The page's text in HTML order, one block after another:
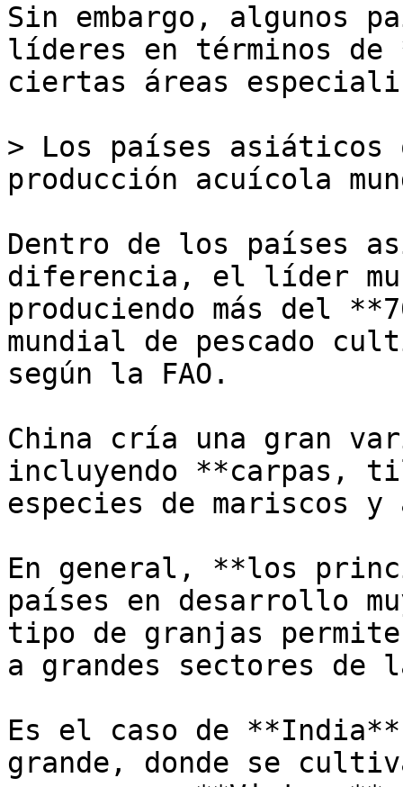
Sin embargo, algunos
líderes en términos
ciertas áreas
> Los países asiáticos
producción acuícola
Dentro de los países
diferencia, el líder
produciendo más del
mundial de pescado
según la FAO.
China cría una gran
incluyendo **carpas,
especies de mariscos
En general, **los
países en desarrollo
tipo de granjas
a grandes sectores de
Es el caso de
grande, donde se